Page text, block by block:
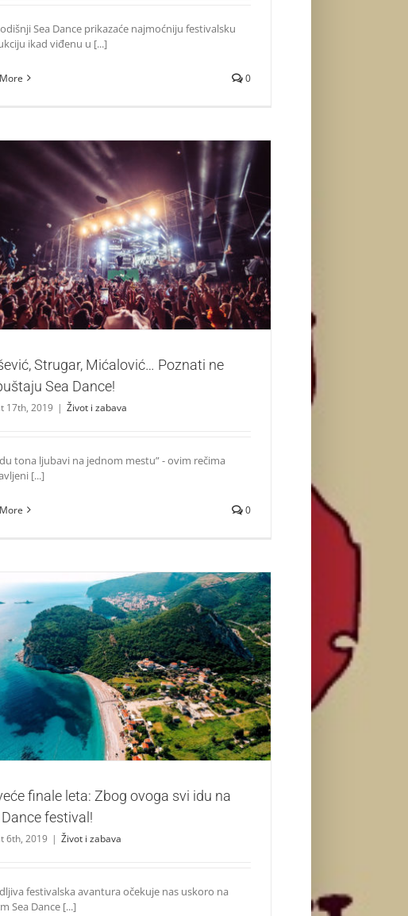
Sea Dance prikazaće najmoćniju festivalsku
ikad viđenu u [...]
0
Strugar, Mićalović… Poznati ne propuštaju Sea
Dance!
Život i zabava
Strugar, Mićalović… Poznati ne
Sea Dance!
17th, 2019 | Život i zabava
tona ljubavi na jednom mestu” - ovim rečima
[...]
0
finale leta: Zbog ovoga svi idu na Sea Dance
festival!
Život i zabava
finale leta: Zbog ovoga svi idu na
festival!
6th, 2019 | Život i zabava
festivalska avantura očekuje nas uskoro na
Sea Dance [...]